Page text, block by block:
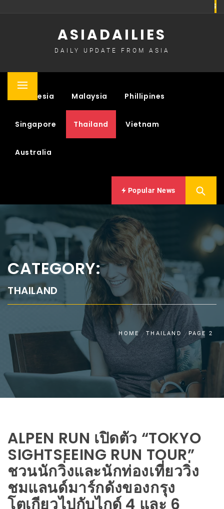
ASIADAILIES
DAILY UPDATE FROM ASIA
Primary
Indonesia Malaysia Phillipines
Singapore Thailand Vietnam
Australia
Popular News
CATEGORY:
THAILAND
HOME THAILAND PAGE 2
ALPEN RUN เปิดตัว “TOKYO
SIGHTSEEING RUN TOUR”
ชวนนักวิ่งและนักท่องเที่ยววิ่ง
ชมแลนด์มาร์กดังของกรุง
โตเกียวไปกับไกด์ 4 และ 6